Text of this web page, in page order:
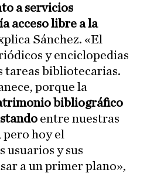
a servicios
acceso libre a la
Sánchez. «El
y enciclopedias
tareas bibliotecarias.
porque la
bibliográfico
entre nuestras
hoy el
usuarios y sus
a un primer plano»,